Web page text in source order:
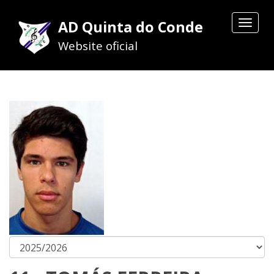
Toggle
AD Quinta do Conde
Website oficial